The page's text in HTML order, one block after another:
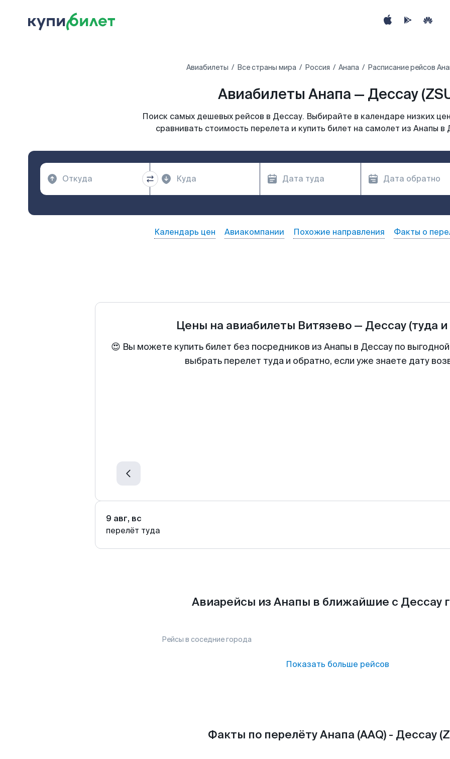
Авиабилеты Все страны мира Россия Анапа Расписание рейсов
Авиабилеты Анапа — Дессау
Поиск самых дешевых рейсов в Дессау. Выбирайте в календаре низких
сравнивать стоимость перелета и купить билет на самолет из Анапы в
Календарь цен Авиакомпании Похожие направления Факты о
Цены на авиабилеты Витязево — Дессау (туда
😍 Вы можете купить билет без посредников из Анапы в Дессау по
выбрать перелет туда и обратно, если уже знаете дату
9 авг, вс
перелёт туда
Авиарейсы из Анапы в ближайшие с Дессау
Рейсы в соседние города
Показать больше рейсов
Факты по перелёту Анапа (AAQ) - Дессау